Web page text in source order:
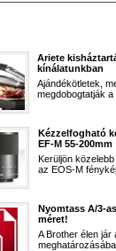
Ariete
kínálatunkban
Ajándékötletek,
megdobogtatják
Kézzelfogható
EF-M 55-200mm
Kerüljön
az EOS-M
Nyomtass A/3-
méret!
A Brother élen jár